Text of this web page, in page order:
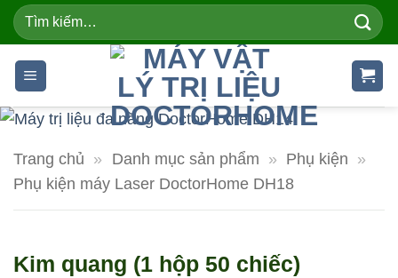
Skip
content
Tìm
kiếm:
Trang chủ » Danh mục sản phẩm » Phụ kiện »
Phụ kiện máy Laser DoctorHome DH18
Kim quang (1 hộp 50 chiếc)